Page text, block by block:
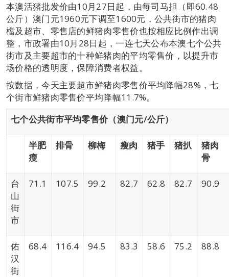
本澳活猪批发价由10月27日起，由每司马担（即60.48
公斤）澳门元1960元下调至1600元，公共街市的猪肉
檔及超市、零售店的鲜猪肉零售价也按相应比例作出调
整，市政署由10月28日起，一连七天公布本澳七个公共
街市及主要超市的十种鲜猪肉的平均零售价，以提升市
场价格的透明度，保障消费者权益。
按数据，今天主要超市鲜猪肉零售价平均降幅28%，七
个街市鲜猪肉零售价平均降幅11.7%。
七个公共街市平均零售价（澳门元/公斤）
半肥
瘦
排骨 柳梅 瘦肉 猪手 猪扒
猪肉
骨
台
山
街
市
71.1 107.5 99.2 82.7 62.8 82.7 90.9
佑
汉
街
68.4 116.4 94.5 83.3 58.6 75.2 88.8